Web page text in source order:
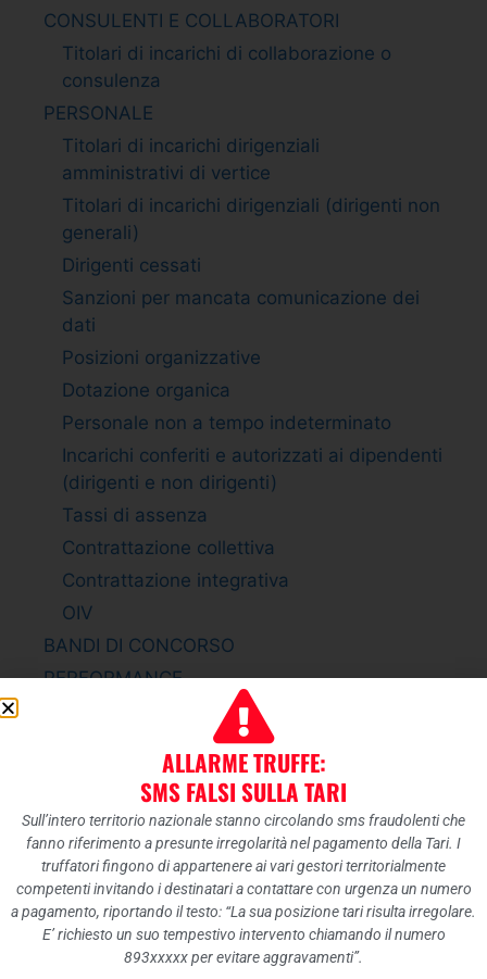
CONSULENTI E COLLABORATORI
Titolari di incarichi di collaborazione o
consulenza
PERSONALE
Titolari di incarichi dirigenziali
amministrativi di vertice
Titolari di incarichi dirigenziali (dirigenti non
generali)
Dirigenti cessati
Sanzioni per mancata comunicazione dei
dati
Posizioni organizzative
Dotazione organica
Personale non a tempo indeterminato
Incarichi conferiti e autorizzati ai dipendenti
(dirigenti e non dirigenti)
Tassi di assenza
Contrattazione collettiva
Contrattazione integrativa
OIV
BANDI DI CONCORSO
PERFORMANCE
Sistema di misurazione e valutazione della
Piano della Performance
Relazione sulla Performance
Ammontare complessivo dei premi
Dati relativi ai premi
ENTI CONTROLLATI
Enti pubblici vigilati
Società partecipate
ALLARME TRUFFE:
SMS FALSI SULLA TARI
Sull’intero territorio nazionale stanno circolando sms fraudolenti che
fanno riferimento a presunte irregolarità nel pagamento della Tari. I
truffatori fingono di appartenere ai vari gestori territorialmente
competenti invitando i destinatari a contattare con urgenza un numero
a pagamento, riportando il testo: “La sua posizione tari risulta irregolare.
E’ richiesto un suo tempestivo intervento chiamando il numero
893xxxxx per evitare aggravamenti”.